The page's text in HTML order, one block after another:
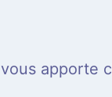
apporte